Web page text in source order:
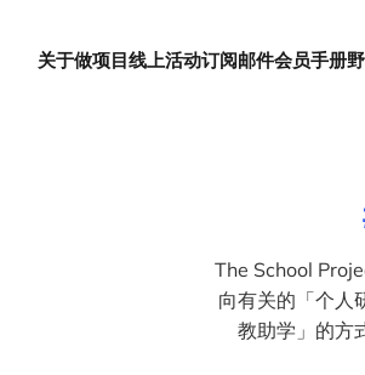
关于做项目线上活动订阅邮件会员手册
The School
向有关的「个人
教助学」的方